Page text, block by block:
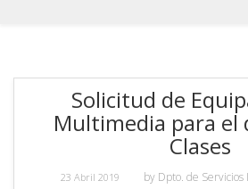
Solicitud de
Multimedia para el
Clases
23 Abril 2019 by Dpto. de Servicios